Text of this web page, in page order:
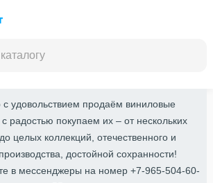
удовольствием продаём виниловые
радостью покупаем их – от нескольких
целых коллекций, отечественного и
достойной сохранности!
в мессенджеры на номер +7-965-504-60-